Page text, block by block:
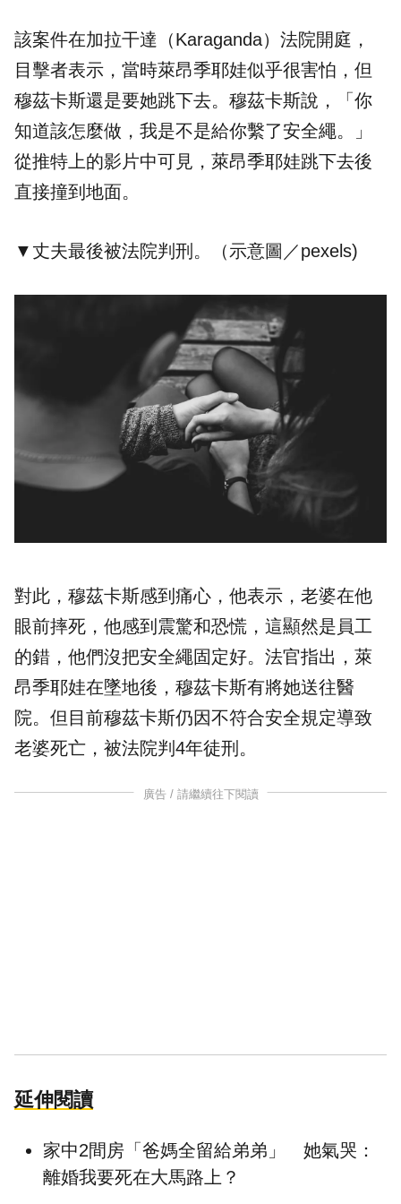
該案件在加拉干達（Karaganda）法院開庭，
目擊者表示，當時萊昂季耶娃似乎很害怕，但
穆茲卡斯還是要她跳下去。穆茲卡斯說，「你
知道該怎麼做，我是不是給你繫了安全繩。」
從推特上的影片中可見，萊昂季耶娃跳下去後
直接撞到地面。
▼丈夫最後被法院判刑。（示意圖／pexels)
對此，穆茲卡斯感到痛心，他表示，老婆在他
眼前摔死，他感到震驚和恐慌，這顯然是員工
的錯，他們沒把安全繩固定好。法官指出，萊
昂季耶娃在墜地後，穆茲卡斯有將她送往醫
院。但目前穆茲卡斯仍因不符合安全規定導致
老婆死亡，被法院判4年徒刑。
廣告 / 請繼續往下閱讀
延伸閱讀
家中2間房「爸媽全留給弟弟」 她氣哭：
離婚我要死在大馬路上？